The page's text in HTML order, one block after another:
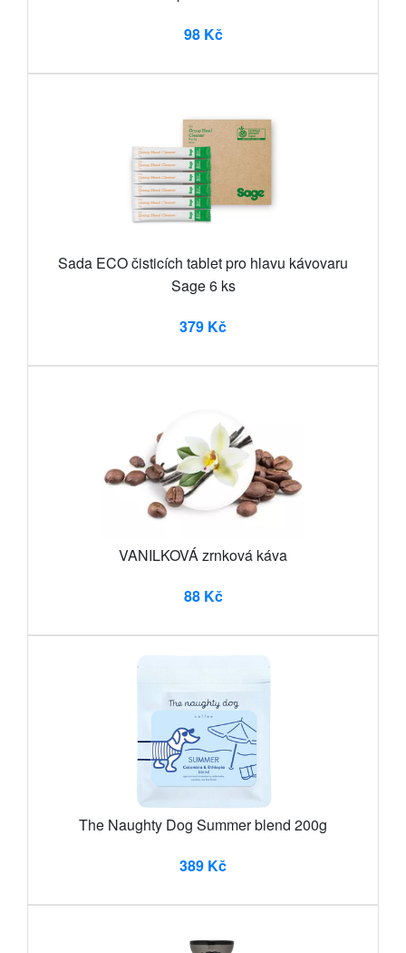
98 Kč
Sada ECO čisticích tablet pro hlavu kávovaru
Sage 6 ks
379 Kč
VANILKOVÁ zrnková káva
88 Kč
The Naughty Dog Summer blend 200g
389 Kč